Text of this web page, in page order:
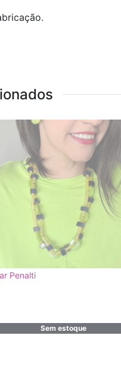
Penalti
Sem estoque